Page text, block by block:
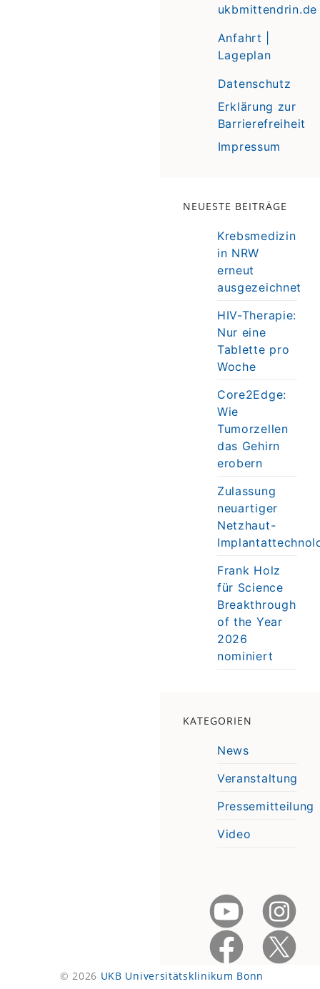
ukbmittendrin.de
Anfahrt |
Lageplan
Datenschutz
Erklärung zur
Barrierefreiheit
Impressum
NEUESTE BEITRÄGE
Krebsmedizin
in NRW
erneut
ausgezeichnet
HIV-Therapie:
Nur eine
Tablette pro
Woche
Core2Edge:
Wie
Tumorzellen
das Gehirn
erobern
Zulassung
neuartiger
Netzhaut-
Frank Holz
für Science
Breakthrough
of the Year
2026
nominiert
KATEGORIEN
News
Veranstaltung
Pressemitteilung
Video
© 2026 UKB Universitätsklinikum Bonn